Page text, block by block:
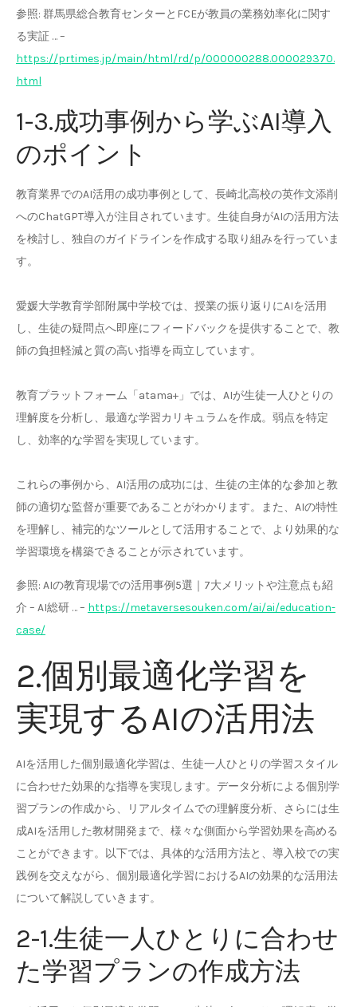
参照: 群馬県総合教育センターとFCEが教員の業務効率化に関す
る実証 … –
https://prtimes.jp/main/html/rd/p/000000288.000029370.
html
1-3.成功事例から学ぶAI導入
のポイント
教育業界でのAI活用の成功事例として、長崎北高校の英作文添削
へのChatGPT導入が注目されています。生徒自身がAIの活用方法
を検討し、独自のガイドラインを作成する取り組みを行っていま
す。
愛媛大学教育学部附属中学校では、授業の振り返りにAIを活用
し、生徒の疑問点へ即座にフィードバックを提供することで、教
師の負担軽減と質の高い指導を両立しています。
教育プラットフォーム「atama+」では、AIが生徒一人ひとりの
理解度を分析し、最適な学習カリキュラムを作成。弱点を特定
し、効率的な学習を実現しています。
これらの事例から、AI活用の成功には、生徒の主体的な参加と教
師の適切な監督が重要であることがわかります。また、AIの特性
を理解し、補完的なツールとして活用することで、より効果的な
学習環境を構築できることが示されています。
参照: AIの教育現場での活用事例5選｜7大メリットや注意点も紹
介 – AI総研 … – https://metaversesouken.com/ai/ai/education-
case/
2.個別最適化学習を
実現するAIの活用法
AIを活用した個別最適化学習は、生徒一人ひとりの学習スタイル
に合わせた効果的な指導を実現します。データ分析による個別学
習プランの作成から、リアルタイムでの理解度分析、さらには生
成AIを活用した教材開発まで、様々な側面から学習効果を高める
ことができます。以下では、具体的な活用方法と、導入校での実
践例を交えながら、個別最適化学習におけるAIの効果的な活用法
について解説していきます。
2-1.生徒一人ひとりに合わせ
た学習プランの作成方法